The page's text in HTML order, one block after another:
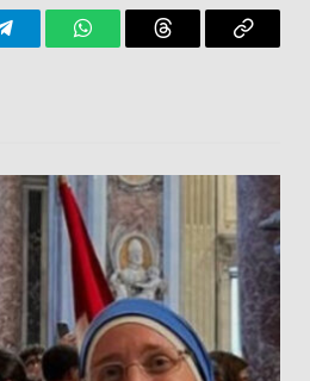
TelegramWhatsAppThreads Copy